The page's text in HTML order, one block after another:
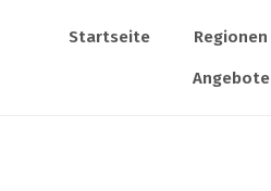
Startseite Regionen
Angebote